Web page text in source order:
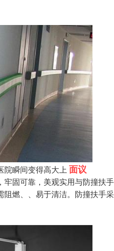
院瞬间变得高大上 面议
牢固可靠，美观实用与防撞扶
阻燃、、易于清洁。防撞扶手